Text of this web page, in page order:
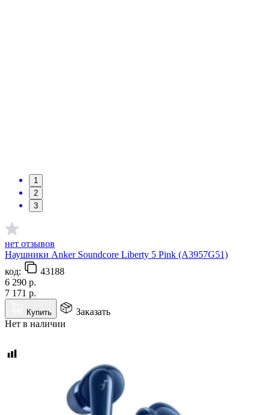
1
2
3
нет отзывов
Наушники Anker Soundcore Liberty 5 Pink (A3957G51)
код:
43188
6 290 р.
7 171 р.
Купить
Заказать
Нет в наличии